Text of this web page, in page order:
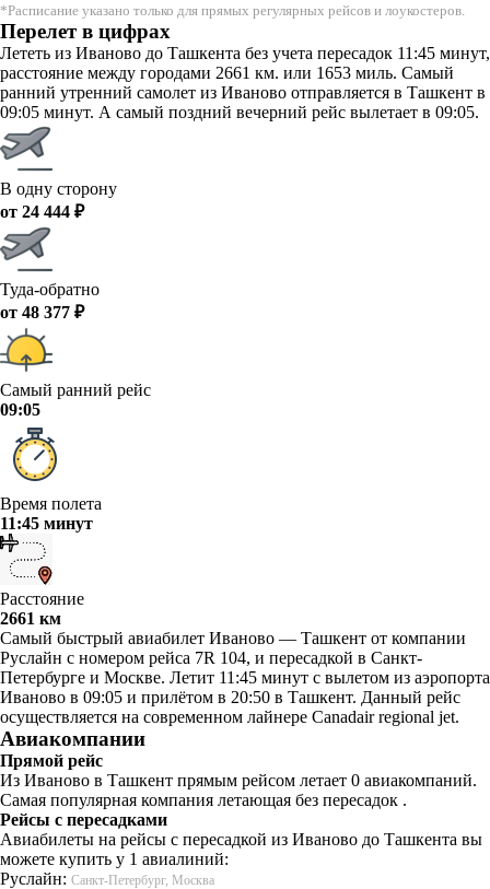
*Расписание указано только для прямых регулярных рейсов и лоукостеров.
Перелет в цифрах
Лететь из Иваново до Ташкента без учета пересадок 11:45 минут,
расстояние между городами 2661 км. или 1653 миль. Самый
ранний утренний самолет из Иваново отправляется в Ташкент в
09:05 минут. А самый поздний вечерний рейс вылетает в 09:05.
В одну сторону
от 24 444 ₽
Туда-обратно
от 48 377 ₽
Самый ранний рейс
09:05
Время полета
11:45 минут
Расстояние
2661 км
Самый быстрый авиабилет Иваново — Ташкент от компании
Руслайн с номером рейса 7R 104, и пересадкой в Санкт-
Петербурге и Москве. Летит 11:45 минут с вылетом из аэропорта
Иваново в 09:05 и прилётом в 20:50 в Ташкент. Данный рейс
осуществляется на современном лайнере Canadair regional jet.
Авиакомпании
Прямой рейс
Из Иваново в Ташкент прямым рейсом летает 0 авиакомпаний.
Самая популярная компания летающая без пересадок .
Рейсы с пересадками
Авиабилеты на рейсы с пересадкой из Иваново до Ташкента вы
можете купить у 1 авиалиний:
Руслайн: Санкт-Петербург, Москва